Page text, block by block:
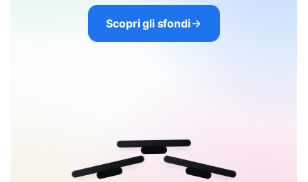
Scopri gli sfondi